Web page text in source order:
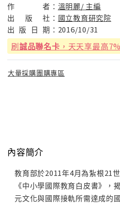
作 者： 溫明麗/ 主編
出
版 社： 國立教育研究院
出 版 日 期： 2016/10/31
刷誠品聯名卡 ，天天享最高
大量採購團購專區
內容簡介
教育部於2011年4月為紮根21
《中小學國際教育白皮書》，
元文化與國際接軌所需達成的